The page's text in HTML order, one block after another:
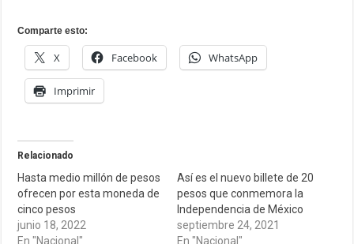
Comparte esto:
X Facebook WhatsApp
Imprimir
Relacionado
Hasta medio millón de pesos
ofrecen por esta moneda de
cinco pesos
junio 18, 2022
En "Nacional"
Así es el nuevo billete de 20
pesos que conmemora la
Independencia de México
septiembre 24, 2021
En "Nacional"